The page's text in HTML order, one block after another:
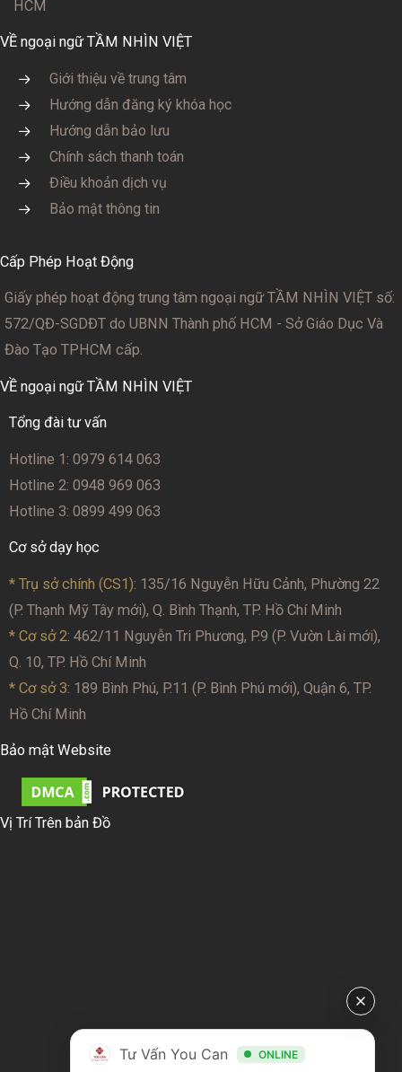
HCM
VỀ ngoại ngữ TẦM NHÌN VIỆT
Giới thiệu về trung tâm
Hướng dẫn đăng ký khóa học
Hướng dẫn bảo lưu
Chính sách thanh toán
Điều khoản dịch vụ
Bảo mật thông tin
Cấp Phép Hoạt Động
Giấy phép hoạt động trung tâm ngoại ngữ TẦM NHÌN VIỆT số:
572/QĐ-SGDĐT do UBNN Thành phố HCM - Sở Giáo Dục Và
Đào Tạo TPHCM cấp.
VỀ ngoại ngữ TẦM NHÌN VIỆT
Tổng đài tư vấn
Hotline 1: 0979 614 063
Hotline 2: 0948 969 063
Hotline 3: 0899 499 063
Cơ sở dạy học
* Trụ sở chính (CS1): 135/16 Nguyễn Hữu Cảnh, Phường 22
(P. Thạnh Mỹ Tây mới), Q. Bình Thạnh, TP. Hồ Chí Minh
* Cơ sở 2: 462/11 Nguyễn Tri Phương, P.9 (P. Vườn Lài mới),
Q. 10, TP. Hồ Chí Minh
* Cơ sở 3: 189 Bình Phú, P.11 (P. Bình Phú mới), Quận 6, TP.
Hồ Chí Minh
Bảo mật Website
Vị Trí Trên bản Đồ
Tư Vấn You Can ONLINE